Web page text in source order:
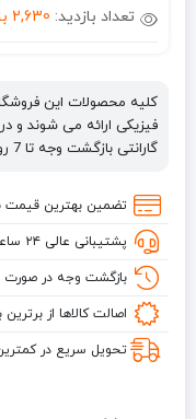
تعداد بازدید: 2,630 بازدید
کلیه محصولات این
فیزیکی ارائه می شوند
گارانتی بازگشت وجه تا 7 روز پس از خرید می باشند.
تضمین بهترین قیمت
پشتیبانی عالی ۲۴ ساعته، ۷ روز هفته
بازگشت وجه در صورت
اصالت کالاها از برترین
تحویل سریع در